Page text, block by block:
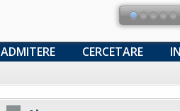
ADMITERE CERCETARE